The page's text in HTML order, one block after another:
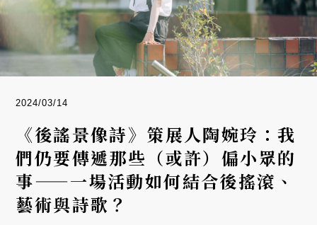
2024/03/14
《後謠景像詩》策展人陶婉玲：我
們仍要傳遞那些（或許）偏小眾的
事——一場活動如何結合後搖滾、
藝術與詩歌？